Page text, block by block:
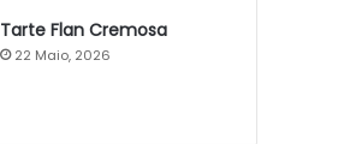
Tarte Flan Cremosa
22 Maio, 2026